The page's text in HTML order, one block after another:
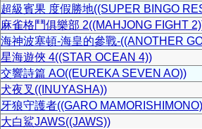
超級賓果 度假勝地((SUPER BINGO
麻雀格鬥俱樂部 2((MAHJONG FIGHT
海神波塞頓-海皇的參戰-((ANOTHER
星海遊俠 4((STAR OCEAN 4))
交響詩篇 AO((EUREKA SEVEN AO))
犬夜叉((INUYASHA))
牙狼守護者((GARO
大白鯊JAWS((JAWS))